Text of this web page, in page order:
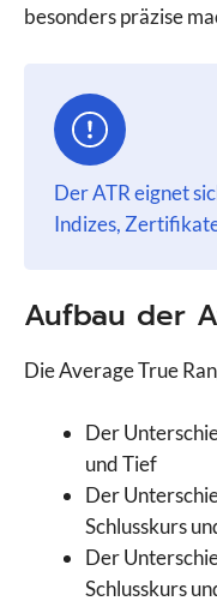
besonders präzise
Der ATR eignet
Indizes,
Aufbau der
Die Average True
Der
und Tief
Der
Schlusskurs
Der
Schlusskurs